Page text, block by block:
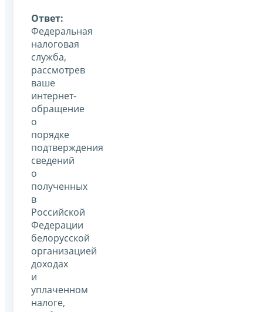
Ответ:
Федеральная
налоговая
служба,
рассмотрев
ваше
интернет-
обращение
о
порядке
подтверждения
сведений
о
полученных
в
Российской
Федерации
белорусской
организацией
доходах
и
уплаченном
налоге,